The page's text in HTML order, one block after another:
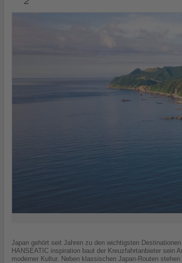
Japan gehört seit Jahren zu den wichtigsten
HANSEATIC inspiration baut der Kreuzfahrtanbieter sein
moderner Kultur. Neben klassischen Japan-Routen